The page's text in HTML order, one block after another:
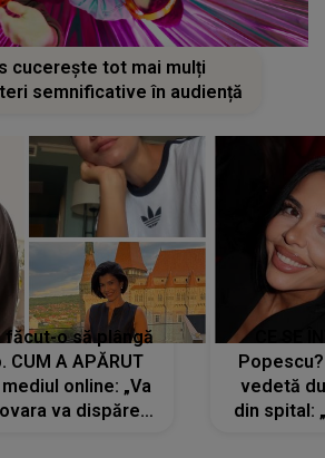
cucerește tot mai mulți
semnificative în audiență
făcut-o să plângă
CUM A APĂRUT
online: „Va
va dispărea,
vedetă
din spital: